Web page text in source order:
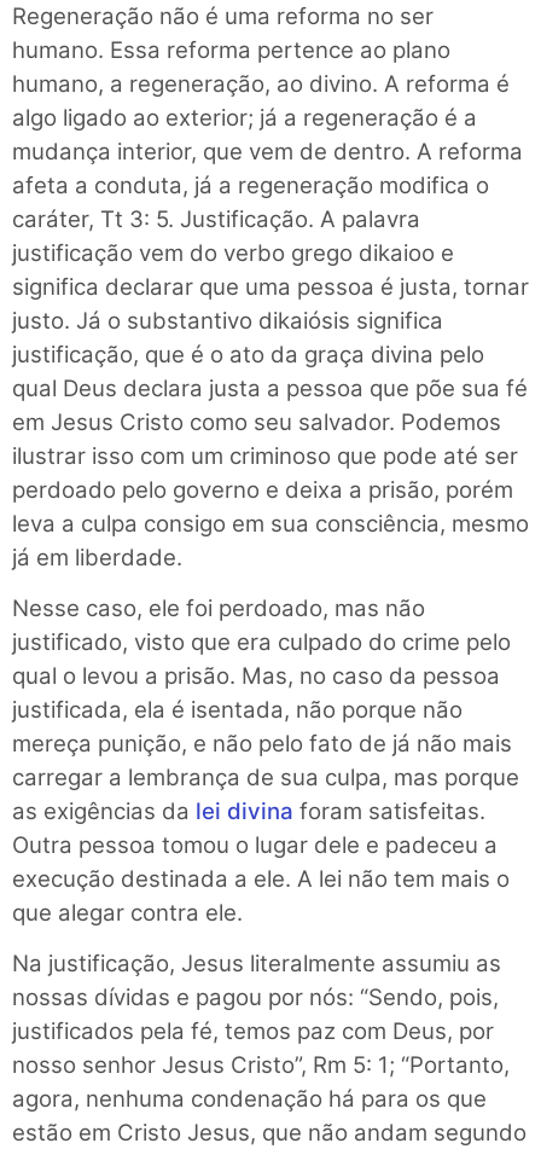
Regeneração não é uma reforma no ser
humano. Essa reforma pertence ao plano
humano, a regeneração, ao divino. A reforma é
algo ligado ao exterior; já a regeneração é a
mudança interior, que vem de dentro. A reforma
afeta a conduta, já a regeneração modifica o
caráter, Tt 3: 5. Justificação. A palavra
justificação vem do verbo grego dikaioo e
significa declarar que uma pessoa é justa, tornar
justo. Já o substantivo dikaiósis significa
justificação, que é o ato da graça divina pelo
qual Deus declara justa a pessoa que põe sua fé
em Jesus Cristo como seu salvador. Podemos
ilustrar isso com um criminoso que pode até ser
perdoado pelo governo e deixa a prisão, porém
leva a culpa consigo em sua consciência, mesmo
já em liberdade.
Nesse caso, ele foi perdoado, mas não
justificado, visto que era culpado do crime pelo
qual o levou a prisão. Mas, no caso da pessoa
justificada, ela é isentada, não porque não
mereça punição, e não pelo fato de já não mais
carregar a lembrança de sua culpa, mas porque
as exigências da lei divina foram satisfeitas.
Outra pessoa tomou o lugar dele e padeceu a
execução destinada a ele. A lei não tem mais o
que alegar contra ele.
Na justificação, Jesus literalmente assumiu as
nossas dívidas e pagou por nós: “Sendo, pois,
justificados pela fé, temos paz com Deus, por
nosso senhor Jesus Cristo”, Rm 5: 1; “Portanto,
agora, nenhuma condenação há para os que
estão em Cristo Jesus, que não andam segundo